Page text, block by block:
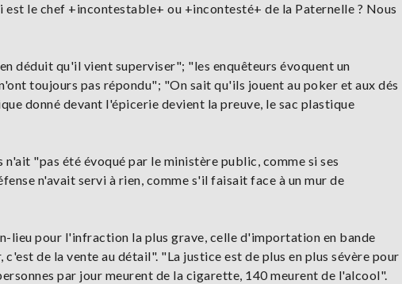
le chef +incontestable+ ou +incontesté+ de la Paternelle ? Nous
déduit qu'il vient superviser"; "les enquêteurs évoquent un
toujours pas répondu"; "On sait qu'ils jouent au poker et aux dés
donné devant l'épicerie devient la preuve, le sac plastique
"pas été évoqué par le ministère public, comme si ses
n'avait servi à rien, comme s'il faisait face à un mur de
lieu pour l'infraction la plus grave, celle d'importation en bande
de la vente au détail". "La justice est de plus en plus sévère pour
par jour meurent de la cigarette, 140 meurent de l'alcool".